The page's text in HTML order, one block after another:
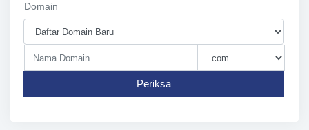
Domain
Periksa